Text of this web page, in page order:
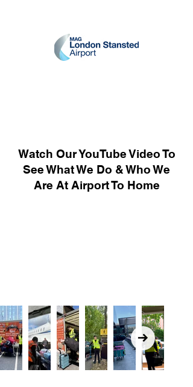
Watch Our YouTube Video To
See What We Do & Who We
Are At Airport To Home